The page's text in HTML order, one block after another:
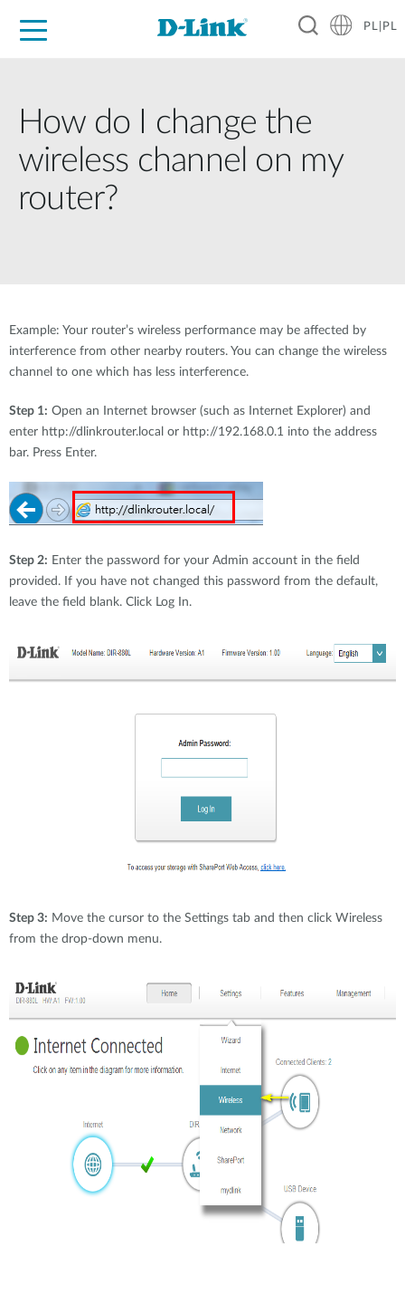
PL|PL
How do I change the
wireless channel on my
router?
Example: Your router’s wireless performance may be affected by
interference from other nearby routers. You can change the wireless
channel to one which has less interference.
Step 1: Open an Internet browser (such as Internet Explorer) and
enter http://dlinkrouter.local or http://192.168.0.1 into the address
bar. Press Enter.
Step 2: Enter the password for your Admin account in the field
provided. If you have not changed this password from the default,
leave the field blank. Click Log In.
Step 3: Move the cursor to the Settings tab and then click Wireless
from the drop-down menu.